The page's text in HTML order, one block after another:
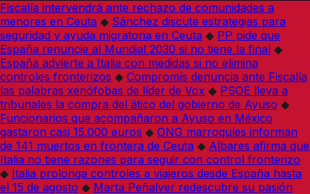
Fiscalía intervendrá ante rechazo de comunidades a
menores en Ceuta ◆ Sánchez discute estrategias para
seguridad y ayuda migratoria en Ceuta ◆ PP pide que
España renuncie al Mundial 2030 si no tiene la final ◆
España advierte a Italia con medidas si no elimina
controles fronterizos ◆ Compromís denuncia ante Fiscalía
las palabras xenófobas de líder de Vox ◆ PSOE lleva a
tribunales la compra del ático del gobierno de Ayuso ◆
Funcionarios que acompañaron a Ayuso en México
gastaron casi 15.000 euros ◆ ONG marroquíes informan
de 141 muertos en frontera de Ceuta ◆ Albares afirma que
Italia no tiene razones para seguir con control fronterizo
◆ Italia prolonga controles a viajeros desde España hasta
el 15 de agosto ◆ Marta Peñalver redescubre su pasión